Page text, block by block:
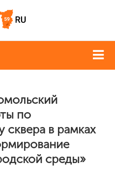
по
сквера в рамках
среды»